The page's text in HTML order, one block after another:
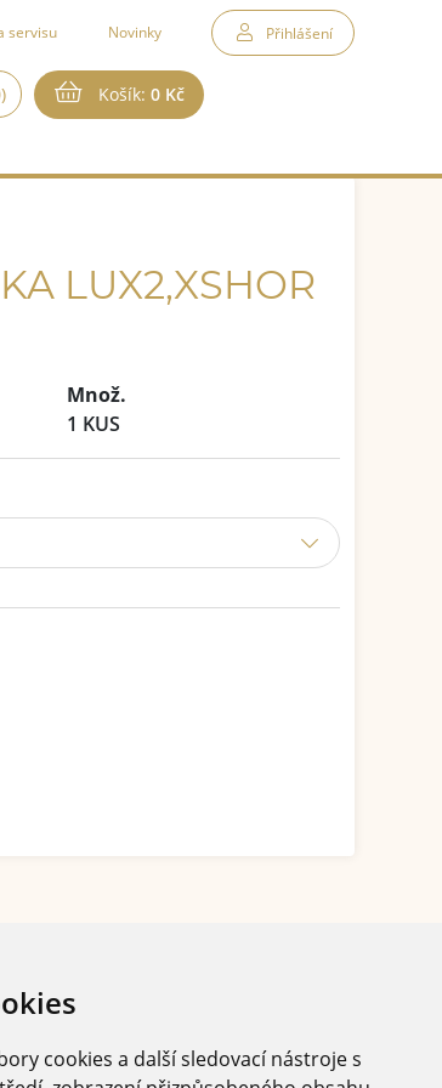
cookies a další sledovací nástroje s
Přihlášení
servisu Novinky
Košík:0 Kč
LUX2,XSHOR
Množ.
1 KUS